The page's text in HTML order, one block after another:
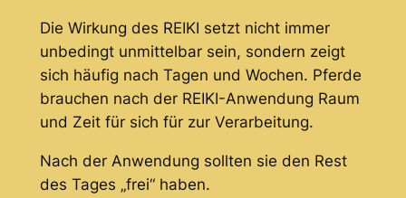
Die Wirkung des REIKI setzt nicht immer
unbedingt unmittelbar sein, sondern zeigt
sich häufig nach Tagen und Wochen. Pferde
brauchen nach der REIKI-Anwendung Raum
und Zeit für sich für zur Verarbeitung.
Nach der Anwendung sollten sie den Rest
des Tages „frei“ haben.